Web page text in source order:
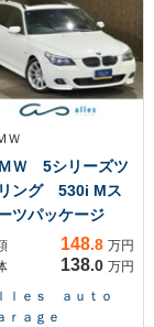
Ｗ
Ｗ 5シリーズツ
ング 530i Mス
ツパッケージ
148.8 万円
138.0 万円
ｌｅｓ ａｕｔｏ
ｒａｇｅ